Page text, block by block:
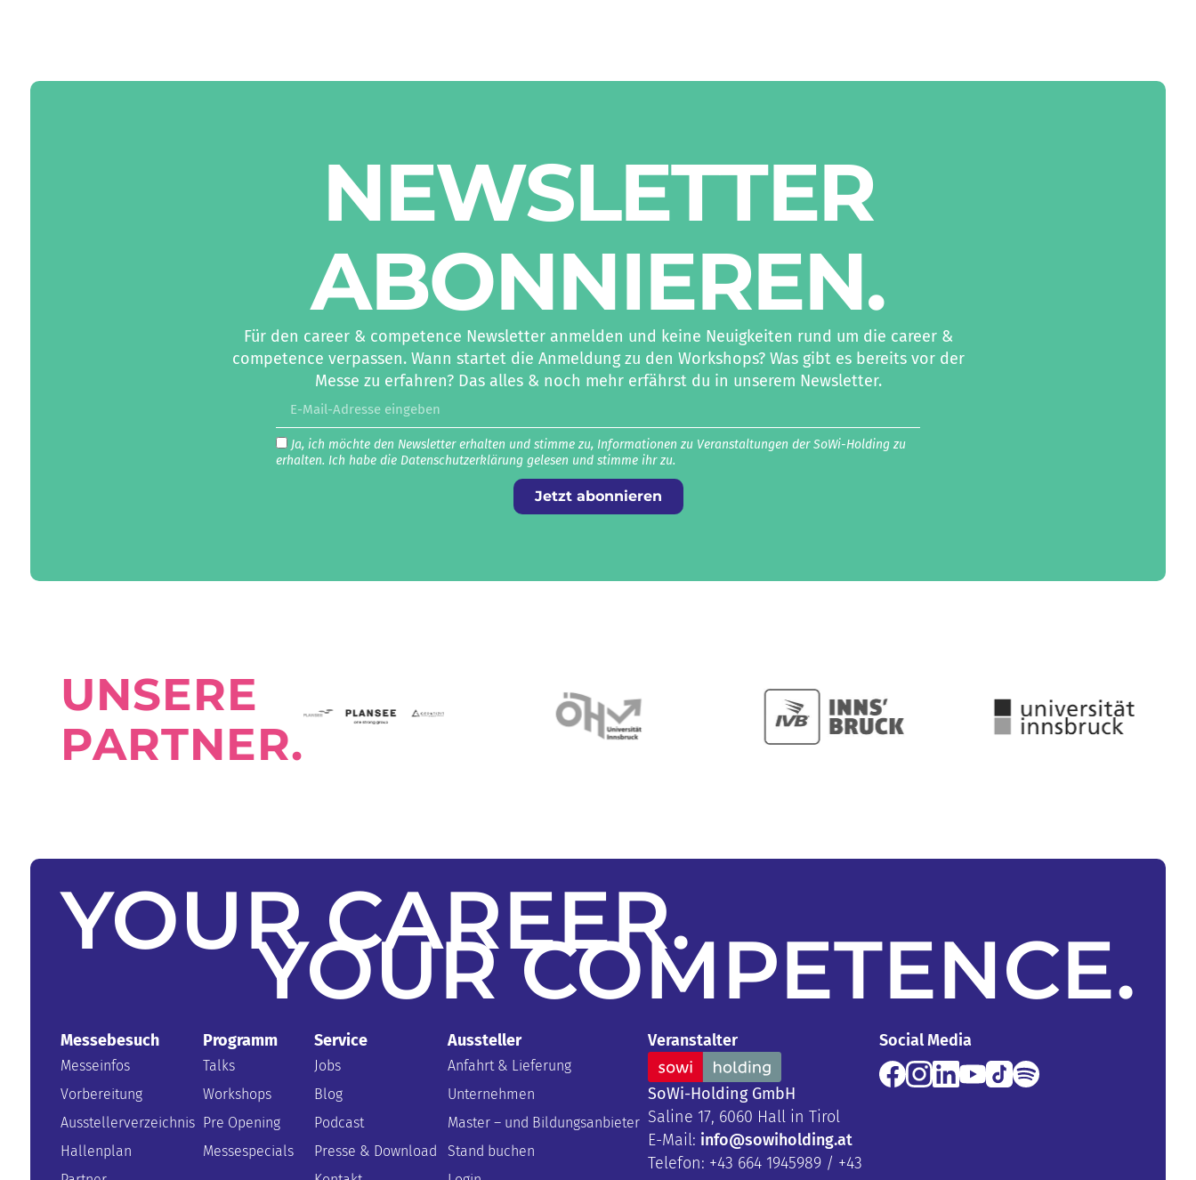
NEWS­LETTER
ABON­NIEREN.
Für den career & competence Newsletter anmelden und keine Neuigkeiten rund um die career &
competence verpassen. Wann startet die Anmeldung zu den Workshops? Was gibt es bereits vor der
Messe zu erfahren? Das alles & noch mehr erfährst du in unserem Newsletter.
Ja, ich möchte den Newsletter erhalten und stimme zu, Informationen zu Veranstaltungen der SoWi-Holding zu
erhalten. Ich habe die Datenschutz­erklärung gelesen und stimme ihr zu.
Jetzt abonnieren
UNSERE
PARTNER.
YOURCAREER.
YOURCOMPETENCE.
Messebesuch
Messeinfos
Vorbereitung
Ausstellerverzeichnis
Hallenplan
Programm
Talks
Workshops
Pre Opening
Messespecials
Service
Jobs
Blog
Podcast
Presse & Download
Aussteller
Anfahrt & Lieferung
Unternehmen
Master – und Bildungsanbieter
Stand buchen
Veranstalter
SoWi-Holding GmbH
Saline 17, 6060 Hall in Tirol
E-Mail: info@sowiholding.at
Telefon: +43 664 1945989 / +43
Social Media